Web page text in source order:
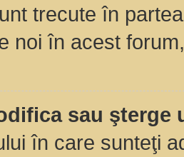
trecute în
noi în acest
sau şterge
în care sunteţi